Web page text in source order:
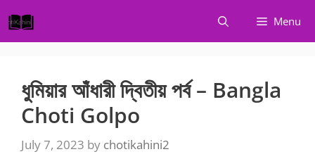
to
content
Menu
ধুমিয়ার আঁধারী দ্বিতীয় পর্ব – Bangla
Choti Golpo
July 7, 2023 by chotikahini2